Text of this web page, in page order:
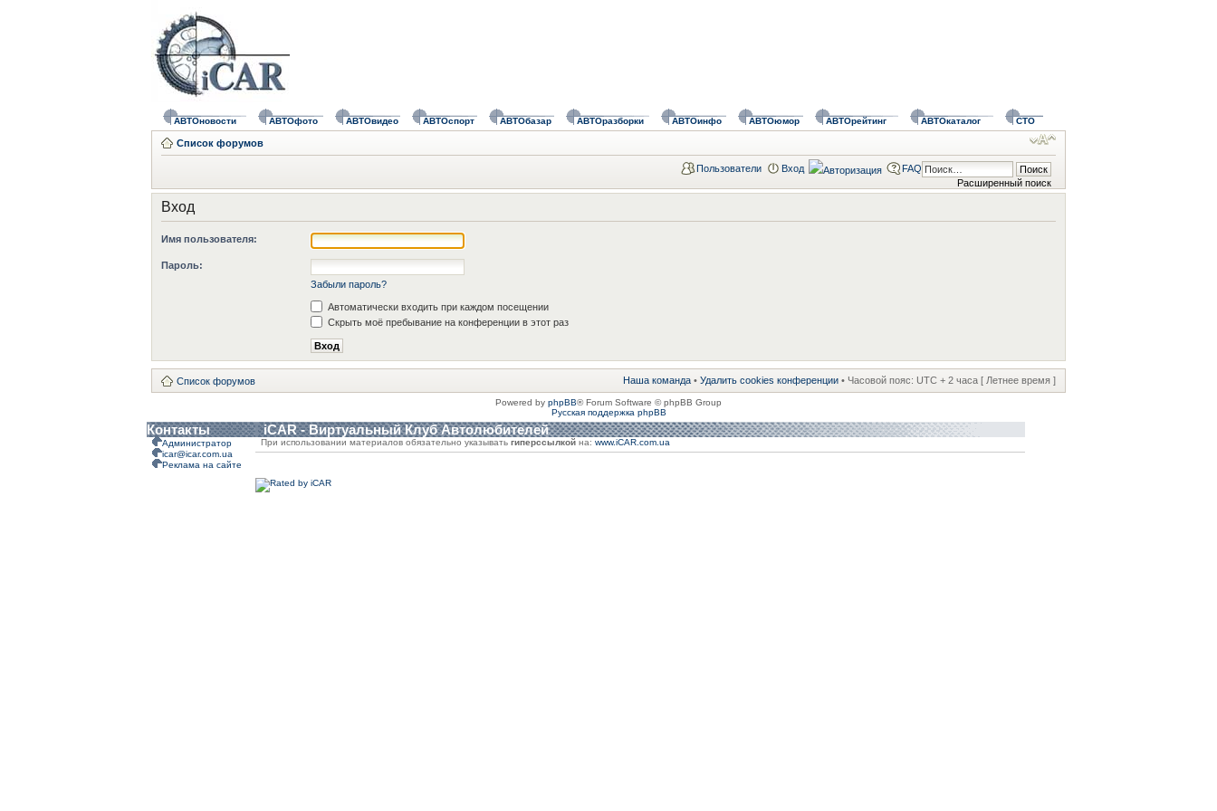
АВТОновости АВТОфото АВТОвидео АВТОспорт АВТОбазар АВТОразборки АВТОинфо АВТОюмор АВТОрейтинг АВТОкаталог СТО
Список форумов
Расширенный поиск
Пользователи Вход FAQ
Вход
Имя пользователя:
Пароль:
Забыли пароль?
Автоматически входить при каждом посещении
Скрыть моё пребывание на конференции в этот раз
Список форумов Наша команда • Удалить cookies конференции • Часовой пояс: UTC + 2 часа [ Летнее время ]
Powered by phpBB® Forum Software © phpBB Group
Русская поддержка phpBB
Контакты iCAR - Виртуальный Клуб Автолюбителей
Администратор
icar@icar.com.ua
Реклама на сайте
При использовании материалов обязательно указывать гиперссылкой на: www.iCAR.com.ua